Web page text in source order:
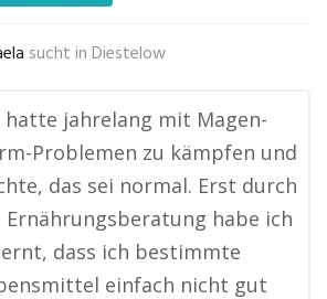
sucht in Diestelow
hatte jahrelang mit Magen-
Problemen zu kämpfen und
das sei normal. Erst durch
Ernährungsberatung habe ich
dass ich bestimmte
einfach nicht gut